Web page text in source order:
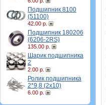
Подшипник 8100
(51100)
42.00 р.
Подшипник 180206
(6206-2RS)
135.00 р.
Шарик подшипника
2
2.00 р.
Ролик подшипника
2*9,8 (2х10)
6.00 р.